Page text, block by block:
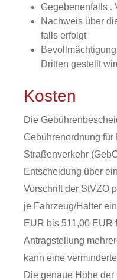
Gegebenenfalls .
Nachweis über
falls erfolgt
Dritten gestellt
Kosten
Die
Gebührenordnung für
Straßenverkehr
Entscheidung über
Vorschrift der StVZO
je Fahrzeug/Halter
EUR bis 511,00 EUR
Antragstellung
kann eine
Die genaue Höhe